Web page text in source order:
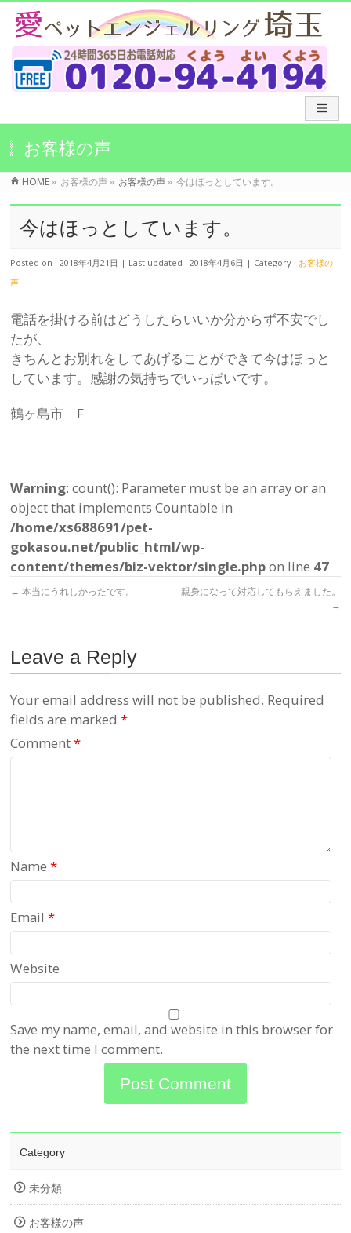
お客様の声
HOME» お客様の声 » お客様の声» 今はほっとしています。
今はほっとしています。
Posted on : 2018年4月21日 Last updated : 2018年4月6日 Category : お客様の
声
電話を掛ける前はどうしたらいいか分からず不安でし
たが、
きちんとお別れをしてあげることができて今はほっと
しています。感謝の気持ちでいっぱいです。
鶴ヶ島市 F
Warning: count(): Parameter must be an array or an
object that implements Countable in
/home/xs688691/pet-
gokasou.net/public_html/wp-
content/themes/biz-vektor/single.phpon line 47
← 本当にうれしかったです。
親身になって対応してもらえました。
→
Leave a Reply
Your email address will not be published. Required
fields are marked*
Comment*
Name*
Email*
Website
Save my name, email, and website in this browser for
the next time I comment.
Category
未分類
お客様の声